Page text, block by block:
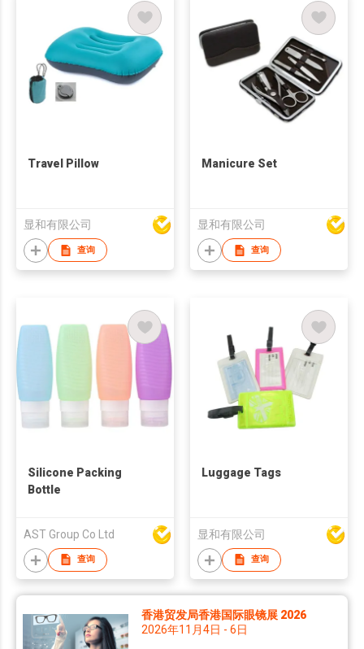
Travel Pillow
显和有限公司
查询
Manicure Set
显和有限公司
查询
Silicone Packing
Bottle
AST Group Co Ltd
查询
Luggage Tags
显和有限公司
查询
香港贸发局香港国际眼镜展 2026
2026年11月4日 - 6日